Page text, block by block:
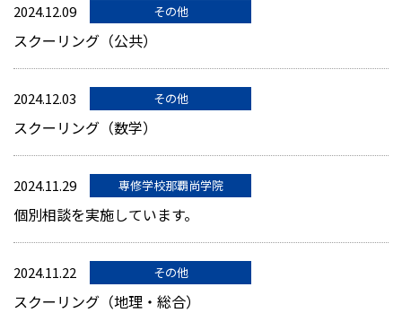
2024.12.09 その他
スクーリング（公共）
2024.12.03 その他
スクーリング（数学）
2024.11.29 専修学校那覇尚学院
個別相談を実施しています。
2024.11.22 その他
スクーリング（地理・総合）